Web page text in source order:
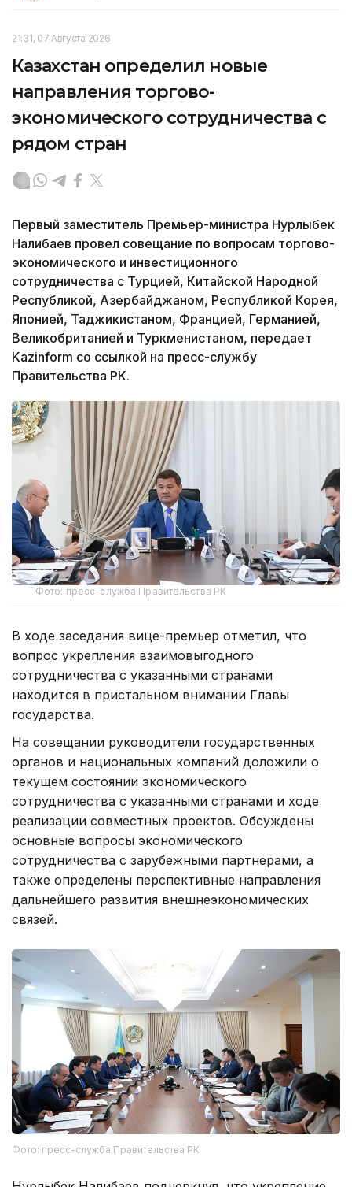
21:31, 07 Августа 2026
Казахстан определил новые
направления торгово-
экономического сотрудничества с
рядом стран
Первый заместитель Премьер-министра Нурлыбек
Налибаев провел совещание по вопросам торгово-
экономического и инвестиционного
сотрудничества с Турцией, Китайской Народной
Республикой, Азербайджаном, Республикой Корея,
Японией, Таджикистаном, Францией, Германией,
Великобританией и Туркменистаном, передает
Kazinform со ссылкой на пресс-службу
Правительства РК.
Фото: пресс-служба Правительства РК
В ходе заседания вице-премьер отметил, что
вопрос укрепления взаимовыгодного
сотрудничества с указанными странами
находится в пристальном внимании Главы
государства.
На совещании руководители государственных
органов и национальных компаний доложили о
текущем состоянии экономического
сотрудничества с указанными странами и ходе
реализации совместных проектов. Обсуждены
основные вопросы экономического
сотрудничества с зарубежными партнерами, а
также определены перспективные направления
дальнейшего развития внешнеэкономических
связей.
Фото: пресс-служба Правительства РК